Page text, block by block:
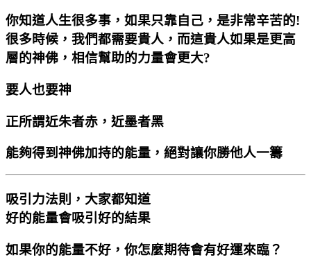
你知道人生很多事，如果只靠自己，是非常辛苦的!
很多時候，我們都需要貴人，而這貴人如果是更高
層的神佛，相信幫助的力量會更大?
要人也要神
正所謂近朱者赤，近墨者黑
能夠得到神佛加持的能量，絕對讓你勝他人一籌
吸引力法則，大家都知道
好的能量會吸引好的結果
如果你的能量不好，你怎麼期待會有好運來臨？